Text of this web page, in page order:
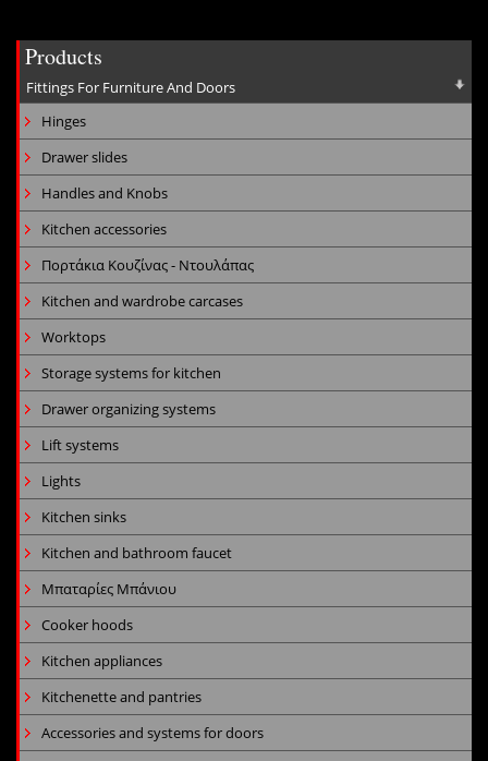
Products
Fittings For Furniture And Doors
Hinges
Drawer slides
Handles and Knobs
Kitchen accessories
Πορτάκια Κουζίνας - Ντουλάπας
Kitchen and wardrobe carcases
Worktops
Storage systems for kitchen
Drawer organizing systems
Lift systems
Lights
Kitchen sinks
Kitchen and bathroom faucet
Μπαταρίες Μπάνιου
Cooker hoods
Kitchen appliances
Kitchenette and pantries
Accessories and systems for doors